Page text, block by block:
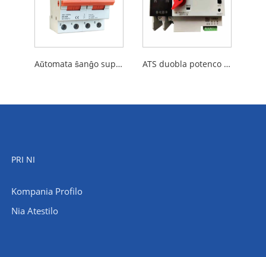
Aŭtomata ŝanĝo super ŝaltilo ATS duobla potenco aŭtomata translokiga elektra selektila ŝaltilo
PRI NI
Kompania Profilo
Nia Atestilo